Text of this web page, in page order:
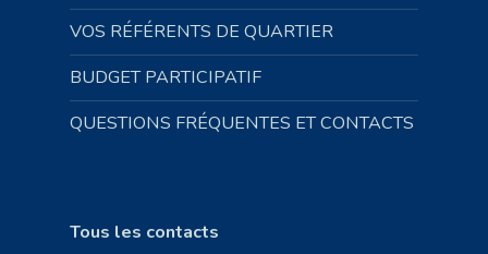
VOS RÉFÉRENTS DE QUARTIER
BUDGET PARTICIPATIF
QUESTIONS FRÉQUENTES ET CONTACTS
Tous les contacts